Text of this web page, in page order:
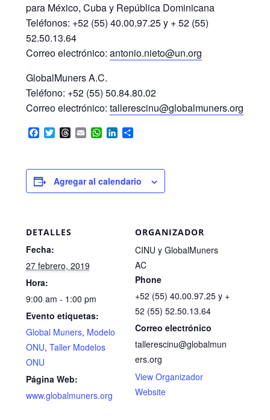
para México, Cuba y República Dominicana
Teléfonos: +52 (55) 40.00.97.25 y + 52 (55)
52.50.13.64
Correo electrónico: antonio.nieto@un.org
GlobalMuners A.C.
Teléfono: +52 (55) 50.84.80.02
Correo electrónico: tallerescinu@globalmuners.org
F
b
o
o
T
t
e
r
T
d
s
E W
A
p
L
d
I
C
a
r
t
Agregar al calendario
DETALLES
Fecha:
27 febrero, 2019
Hora:
9:00 am - 1:00 pm
Evento etiquetas:
Global Muners, Modelo
ONU, Taller Modelos
ONU
Página Web:
www.globalmuners.org
ORGANIZADOR
CINU y GlobalMuners
AC
Phone
+52 (55) 40.00.97.25 y +
52 (55) 52.50.13.64
Correo electrónico
tallerescinu@globalmun
ers.org
View Organizador
Website